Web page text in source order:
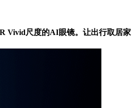
Vivid尺度的AI眼镜。让出行取居家